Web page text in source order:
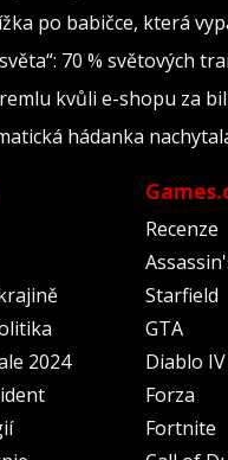
po babičce, která
70 % světových
kvůli e-shopu za
hádanka
2024
Recenze
Starfield
GTA
Diablo IV
Forza
Fortnite